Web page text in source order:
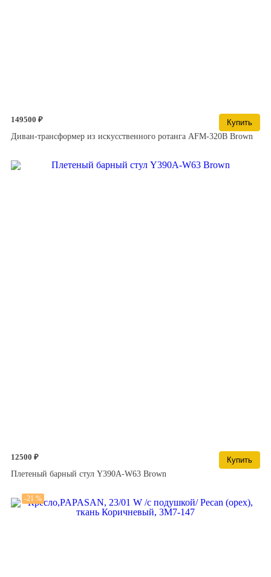
149500 ₽
Купить
Диван-трансформер из искусственного ротанга AFM-320B Brown
12500 ₽
Купить
Плетеный барный стул Y390A-W63 Brown
-21 %